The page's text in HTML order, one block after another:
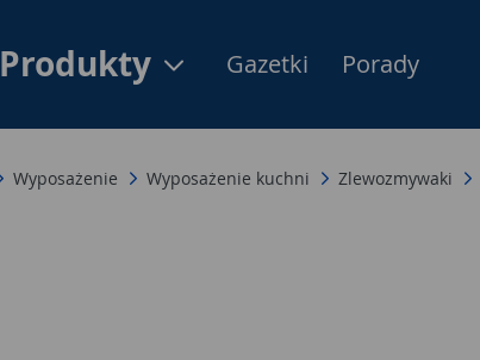
Produkty Gazetki Porady
Wyposażenie Wyposażenie kuchni Zlewozmywaki